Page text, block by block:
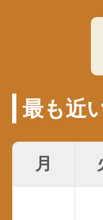
最も近
月